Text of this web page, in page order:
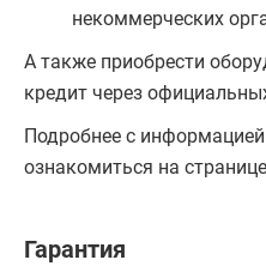
некоммерческих
А также приобрести
кредит через
Подробнее с
ознакомиться на странице
Гарантия